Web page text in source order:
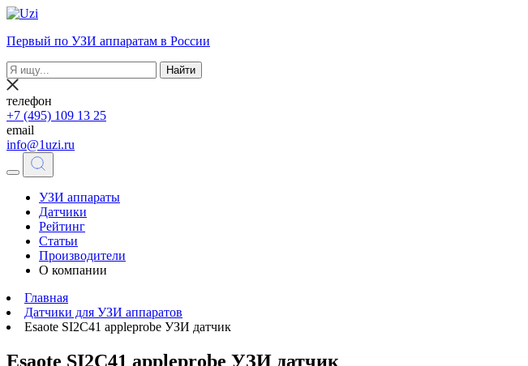
Первый по УЗИ аппаратам в России
Найти
телефон
+7 (495) 109 13 25
email
info@1uzi.ru
УЗИ аппараты
Датчики
Рейтинг
Статьи
Производители
О компании
Главная
Датчики для УЗИ аппаратов
Esaote SI2C41 appleprobe УЗИ датчик
Esaote SI2C41 appleprobe УЗИ датчик